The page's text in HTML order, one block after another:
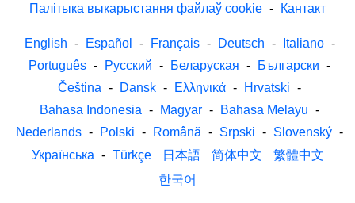
Палітыка выкарыстання файлаў cookie - Кантакт
English - Español - Français - Deutsch - Italiano -
Português - Русский - Беларуская - Български -
Čeština - Dansk - Ελληνικά - Hrvatski -
Bahasa Indonesia - Magyar - Bahasa Melayu -
Nederlands - Polski - Română - Srpski - Slovenský -
Українська - Türkçe 日本語 简体中文
繁體中文
한국어